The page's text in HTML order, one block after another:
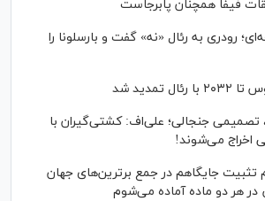
فیفا همچنان پابرجاست
۱۸۰ درجه‌ای؛ رودری به رئال «نه» گفت و بارسلونا را
تمدید شد
تصمیمی جنجالی؛ علی‌اف: کشتی‌گیران با
اخراج می‌شوند!
تثبیت جایگاهم در جمع برترین‌های جهان
هر دو ماده آماده می‌شوم